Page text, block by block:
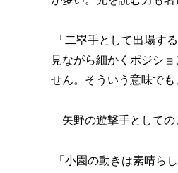
「二塁手として出場す
見ながら細かくポジシ
せん。そういう意味で
矢野の遊撃手としての
「小園の動きは素晴ら